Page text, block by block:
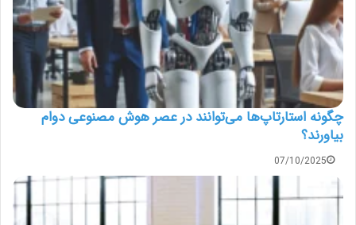
چگونه استارتاپ‌ها می‌توانند در عصر هوش مصنوعی دوام
بیاورند؟
07/10/2025